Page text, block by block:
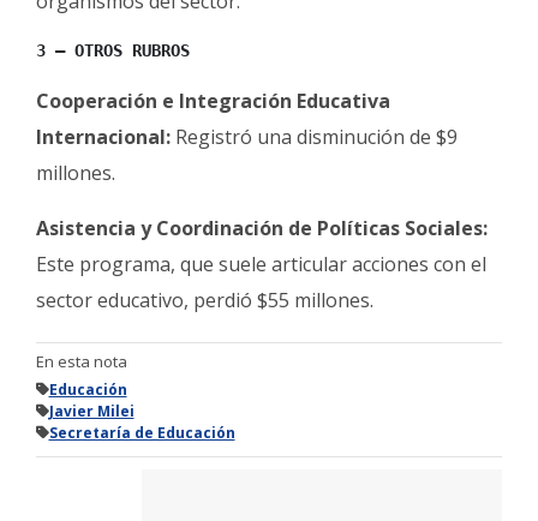
3 – OTROS RUBROS
Cooperación e Integración Educativa
Internacional: Registró una disminución de $9
millones.
Asistencia y Coordinación de Políticas Sociales:
Este programa, que suele articular acciones con el
sector educativo, perdió $55 millones.
En esta nota
Educación
Javier Milei
Secretaría de Educación